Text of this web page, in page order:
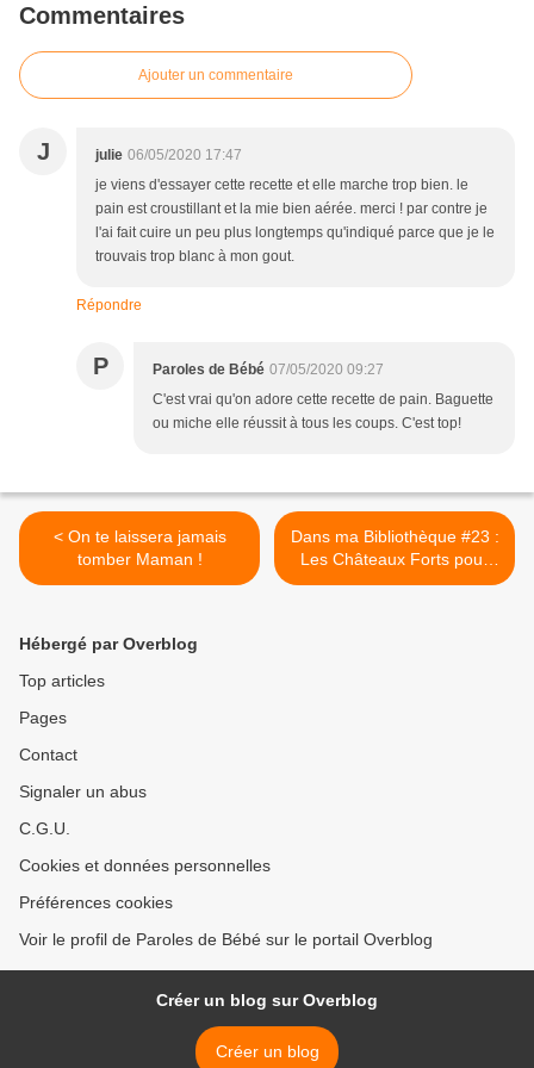
Commentaires
Ajouter un commentaire
J julie 06/05/2020 17:47
je viens d'essayer cette recette et elle marche trop bien. le
pain est croustillant et la mie bien aérée. merci ! par contre je
l'ai fait cuire un peu plus longtemps qu'indiqué parce que je le
trouvais trop blanc à mon gout.
Répondre
P Paroles de Bébé 07/05/2020 09:27
C'est vrai qu'on adore cette recette de pain. Baguette
ou miche elle réussit à tous les coups. C'est top!
< On te laissera jamais
tomber Maman !
Dans ma Bibliothèque #23 :
Les Châteaux Forts pour
les enfants >
Hébergé par Overblog
Top articles
Pages
Contact
Signaler un abus
C.G.U.
Cookies et données personnelles
Préférences cookies
Voir le profil de Paroles de Bébé sur le portail Overblog
Créer un blog sur Overblog
Créer un blog